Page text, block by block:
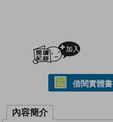
借閱實體書
內容簡介